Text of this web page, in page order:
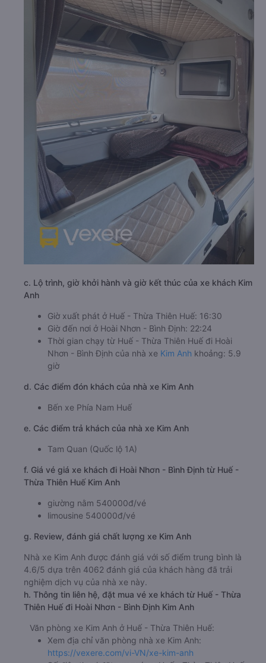
c. Lộ trình, giờ khởi hành và giờ kết thúc của xe khách Kim
Anh
Giờ xuất phát ở Huế - Thừa Thiên Huế: 16:30
Giờ đến nơi ở Hoài Nhơn - Bình Định: 22:24
Thời gian chạy từ Huế - Thừa Thiên Huế đi Hoài
Nhơn - Bình Định của nhà xe Kim Anh khoảng: 5.9
giờ
d. Các điểm đón khách của nhà xe Kim Anh
Bến xe Phía Nam Huế
e. Các điểm trả khách của nhà xe Kim Anh
Tam Quan (Quốc lộ 1A)
f. Giá vé giá xe khách đi Hoài Nhơn - Bình Định từ Huế -
Thừa Thiên Huế Kim Anh
giường nằm 540000đ/vé
limousine 540000đ/vé
g. Review, đánh giá chất lượng xe Kim Anh
Nhà xe Kim Anh được đánh giá với số điểm trung bình là
4.6/5 dựa trên 4062 đánh giá của khách hàng đã trải
nghiệm dịch vụ của nhà xe này.
h. Thông tin liên hệ, đặt mua vé xe khách từ Huế - Thừa
Thiên Huế đi Hoài Nhơn - Bình Định Kim Anh
Văn phòng xe Kim Anh ở Huế - Thừa Thiên Huế:
Xem địa chỉ văn phòng nhà xe Kim Anh:
https://vexere.com/vi-VN/xe-kim-anh